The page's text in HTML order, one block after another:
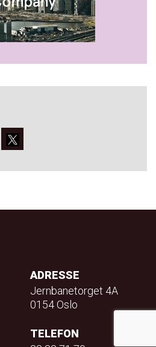
ADRESSE
Jernbanetorget 4A
0154 Oslo
TELEFON